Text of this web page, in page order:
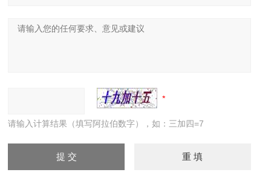
请输入计算结果（填写阿拉伯数字），如：三加四=7